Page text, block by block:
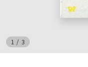
シルクスクリーン
1 / 3